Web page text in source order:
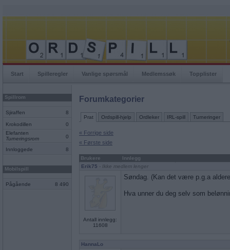
Start Spilleregler Vanlige spørsmål Medlemssøk Topplister
Spillrom
Sjiraffen 8
Krokodillen
0
Elefanten
Turneringsrom
0
Innloggede 8
Mobilspill
Pågående 8 490
Forumkategorier
Prat Ordspill-hjelp Ordleker IRL-spill Turneringer
« Forrige side
« Første side
Brukere
Innlegg
Erik75 - Ikke medlem lenger
Antall innlegg:
11608
Søndag. (Kan det være p.g.a
Hva unner du deg selv som
HannaLo